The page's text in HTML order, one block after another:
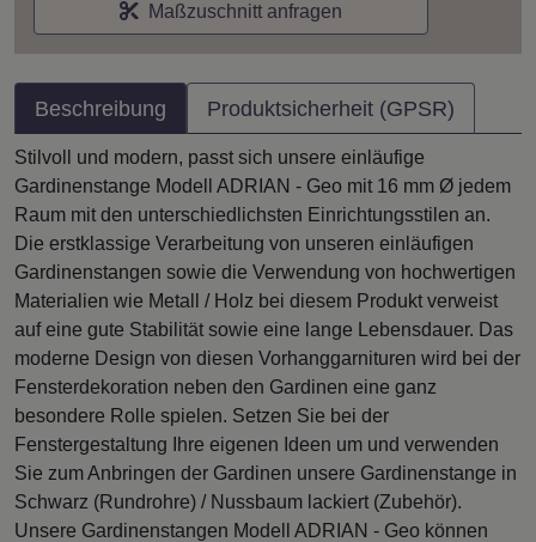
Maßzuschnitt anfragen
Beschreibung Produktsicherheit (GPSR)
Stilvoll und modern, passt sich unsere einläufige
Gardinenstange Modell ADRIAN - Geo mit 16 mm Ø jedem
Raum mit den unterschiedlichsten Einrichtungsstilen an.
Die erstklassige Verarbeitung von unseren einläufigen
Gardinenstangen sowie die Verwendung von hochwertigen
Materialien wie Metall / Holz bei diesem Produkt verweist
auf eine gute Stabilität sowie eine lange Lebensdauer. Das
moderne Design von diesen Vorhanggarnituren wird bei der
Fensterdekoration neben den Gardinen eine ganz
besondere Rolle spielen. Setzen Sie bei der
Fenstergestaltung Ihre eigenen Ideen um und verwenden
Sie zum Anbringen der Gardinen unsere Gardinenstange in
Schwarz (Rundrohre) / Nussbaum lackiert (Zubehör).
Unsere Gardinenstangen Modell ADRIAN - Geo können